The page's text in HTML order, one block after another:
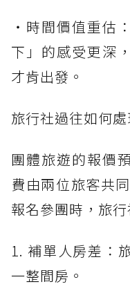
・時間價值重估
下」的感受更深
才肯出發。
旅行社過往如何
團體旅遊的報價
費由兩位旅客共
報名參團時，旅
1. 補單人房差：
一整間房。